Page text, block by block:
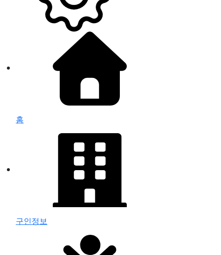
홈
구인정보